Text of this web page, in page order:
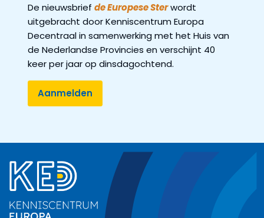
De nieuwsbrief de Europese Sterwordt
uitgebracht door Kenniscentrum Europa
Decentraal in samenwerking met het Huis van
de Nederlandse Provincies en verschijnt 40
keer per jaar op dinsdagochtend.